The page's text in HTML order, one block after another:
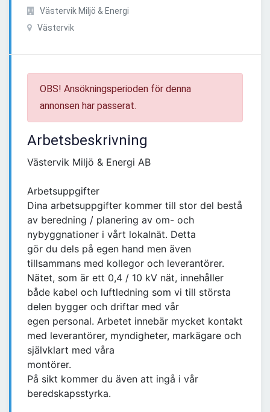
Västervik Miljö & Energi
Västervik
OBS! Ansökningsperioden för denna
annonsen har passerat.
Arbetsbeskrivning
Västervik Miljö & Energi AB
Arbetsuppgifter
Dina arbetsuppgifter kommer till stor del bestå
av beredning / planering av om- och
nybyggnationer i vårt lokalnät. Detta
gör du dels på egen hand men även
tillsammans med kollegor och leverantörer.
Nätet, som är ett 0,4 / 10 kV nät, innehåller
både kabel och luftledning som vi till största
delen bygger och driftar med vår
egen personal. Arbetet innebär mycket kontakt
med leverantörer, myndigheter, markägare och
självklart med våra
montörer.
På sikt kommer du även att ingå i vår
beredskapsstyrka.